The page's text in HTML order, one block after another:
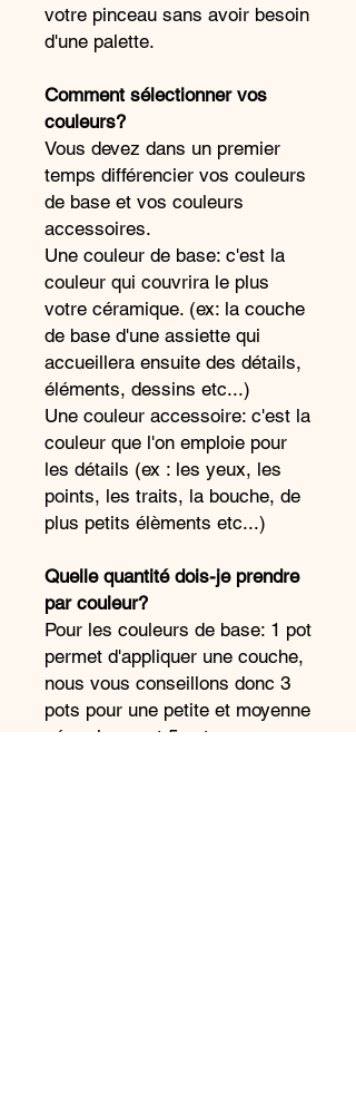
votre pinceau sans avoir besoin
d'une palette.
Comment sélectionner vos
couleurs?
Vous devez dans un premier
temps différencier vos couleurs
de base et vos couleurs
accessoires.
Une couleur de base: c'est la
couleur qui couvrira le plus
votre céramique. (ex: la couche
de base d'une assiette qui
accueillera ensuite des détails,
éléments, dessins etc...)
Une couleur accessoire: c'est la
couleur que l'on emploie pour
les détails (ex : les yeux, les
points, les traits, la bouche, de
plus petits élèments etc...)
Quelle quantité dois-je prendre
par couleur?
Pour les couleurs de base: 1 pot
permet d'appliquer une couche,
nous vous conseillons donc 3
pots pour une petite et moyenne
céramiques et 5 pots pour une